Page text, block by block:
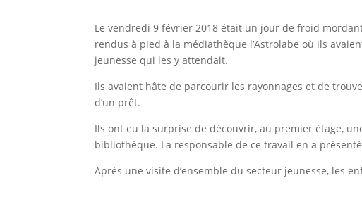
Le vendredi 9 février 2018 était un jour de froid
rendus à pied à la médiathèque l’Astrolabe où ils
jeunesse qui les y attendait.
Ils avaient hâte de parcourir les rayonnages et de
d’un prêt.
Ils ont eu la surprise de découvrir, au premier étage,
bibliothèque. La responsable de ce travail en a
Après une visite d’ensemble du secteur jeunesse, les